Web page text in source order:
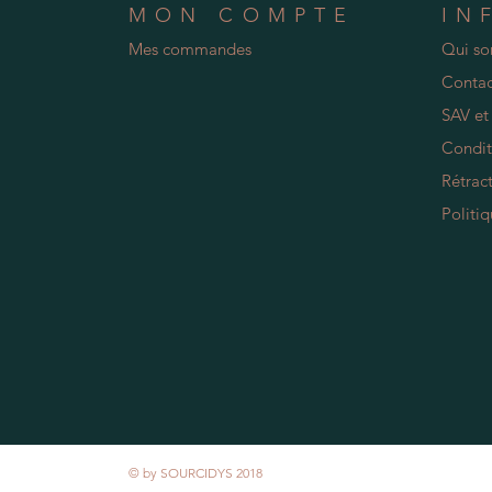
MON COMPTE
Mes commandes
Qui
SAV
© by SOURCIDYS 2018